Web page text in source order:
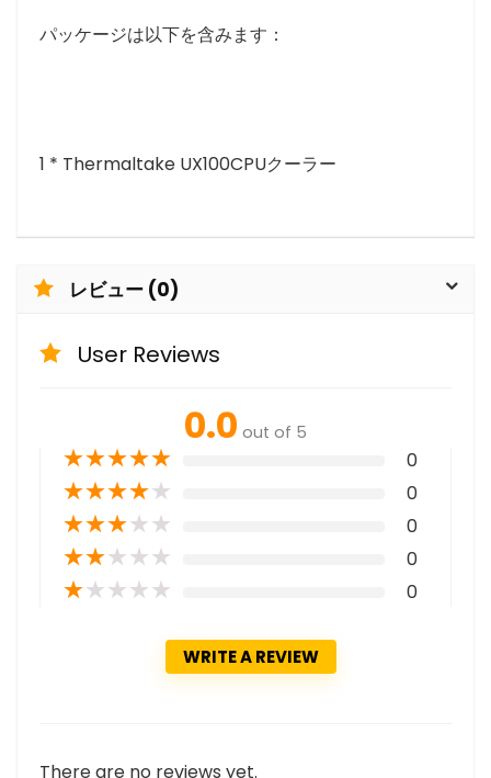
パッケージは以下を含みます：
1 * Thermaltake UX100CPUクーラー
レビュー (0)
User Reviews
0.0 out of 5
★★★★★ 0
★★★★★ 0
★★★★★ 0
★★★★★ 0
★★★★★ 0
WRITE A REVIEW
There are no reviews yet.